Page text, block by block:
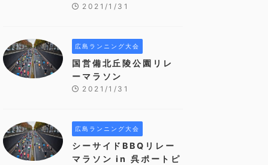
2021/1/31
広島ランニング大会
国営備北丘陵公園リレ
ーマラソン
2021/1/31
広島ランニング大会
シーサイドBBQリレー
マラソン in 呉ポートピ